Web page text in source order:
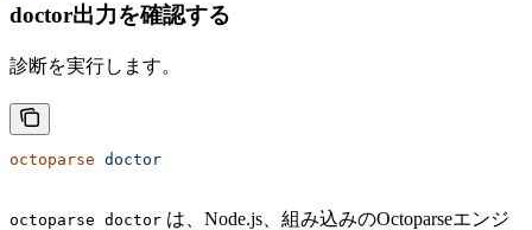
doctor出力を確認する
診断を実行します。
octoparse doctor
octoparse doctor は、Node.js、組み込みのOctoparseエンジ